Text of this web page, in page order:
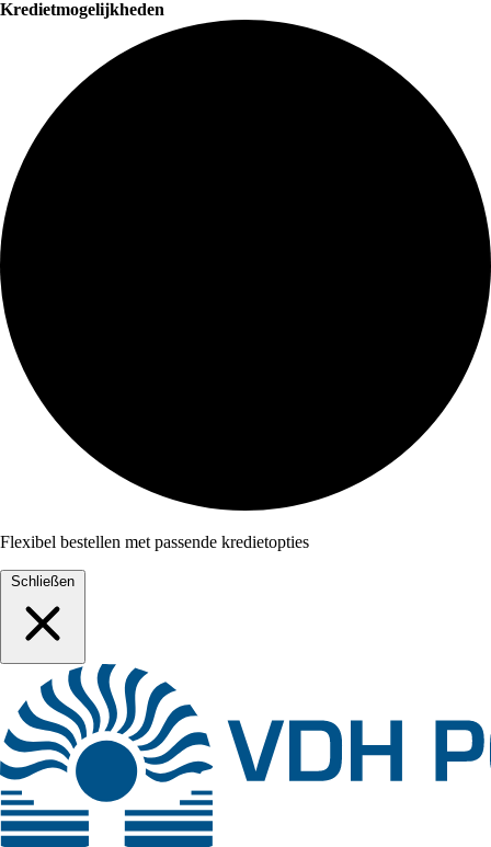
Kredietmogelijkheden
Flexibel bestellen met passende kredietopties
Schließen